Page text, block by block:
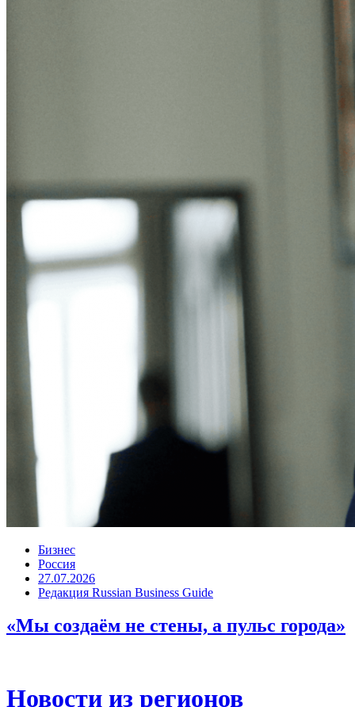
Бизнес
Россия
27.07.2026
Редакция Russian Business Guide
«Мы создаём не стены, а пульс города»
Новости из регионов